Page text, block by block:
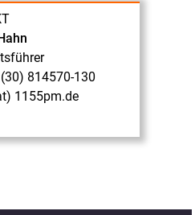
814570-130
1155pm.de